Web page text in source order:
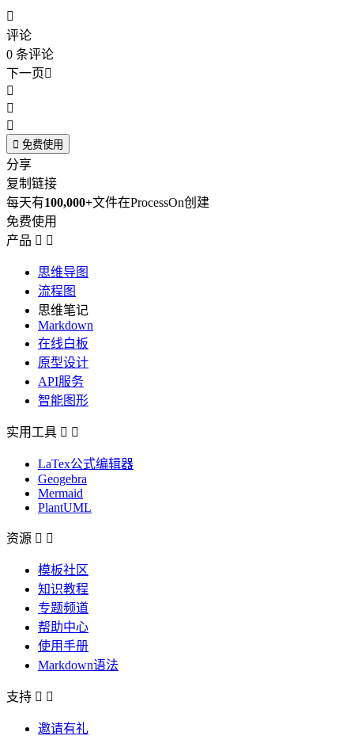

评论
0 条评论
下一页



 免费使用
分享
复制链接
每天有100,000+文件在ProcessOn创建
免费使用
产品  
思维导图
流程图
思维笔记
Markdown
在线白板
原型设计
API服务
智能图形
实用工具  
LaTex公式编辑器
Geogebra
Mermaid
PlantUML
资源  
模板社区
知识教程
专题频道
帮助中心
使用手册
Markdown语法
支持  
邀请有礼